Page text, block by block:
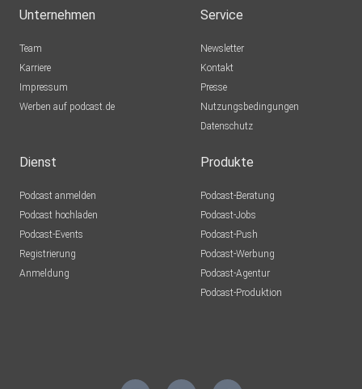
Unternehmen
Team
Karriere
Impressum
Werben auf podcast.de
Service
Newsletter
Kontakt
Presse
Nutzungsbedingungen
Datenschutz
Dienst
Podcast anmelden
Podcast hochladen
Podcast-Events
Registrierung
Anmeldung
Produkte
Podcast-Beratung
Podcast-Jobs
Podcast-Push
Podcast-Werbung
Podcast-Agentur
Podcast-Produktion